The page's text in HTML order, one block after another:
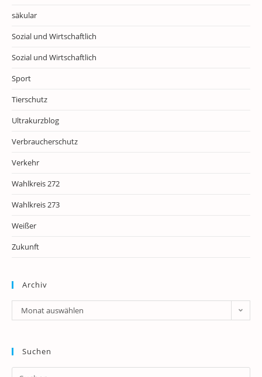
säkular
Sozial und Wirtschaftlich
Sozial und Wirtschaftlich
Sport
Tierschutz
Ultrakurzblog
Verbraucherschutz
Verkehr
Wahlkreis 272
Wahlkreis 273
Weißer
Zukunft
Archiv
Archiv
Monat auswählen
Suchen